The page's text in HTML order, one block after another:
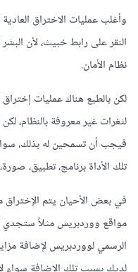
وأغلب عمليات الاختراق
النقر على رابط خبيث، لأن
نظام الأمان.
لكن بالطبع هناك عمليات
لثغرات غير معروفة بالنظام،
فيجب أن تسمحين له بذلك،
تلك الأداة برنامج، تطبيق،
في بعض الأحيان يتم
مواقع ووردبريس مثلاً ستجدي
الرسمي لووردبريس لإضافة